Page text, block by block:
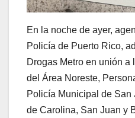
En la noche de ayer,
Policía de Puerto Rico,
Drogas Metro en unión
del Área Noreste,
Policía Municipal de San
de Carolina, San Juan y